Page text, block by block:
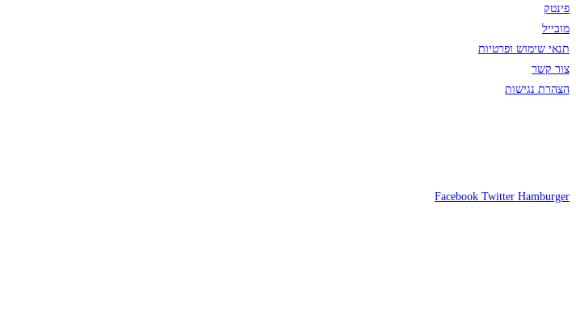
פינטק
מובייל
תנאי שימוש ופרטיות
צור קשר
הצהרת נגישות
Facebook Twitter Hamburger